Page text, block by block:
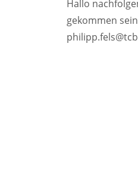
Hallo
gekommen